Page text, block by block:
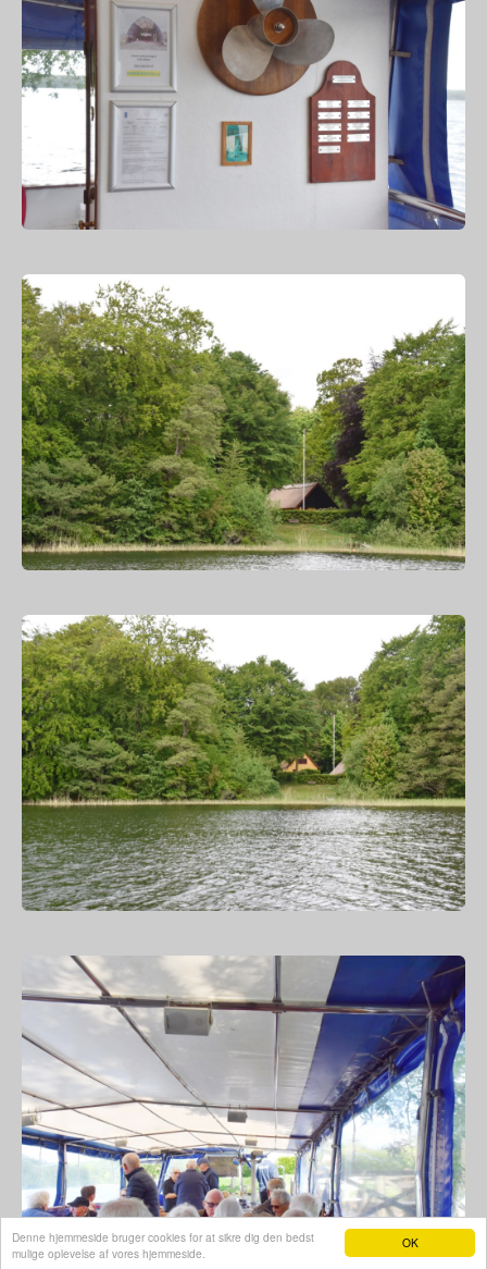
OK
Denne hjemmeside bruger cookies for at sikre dig den bedst
mulige oplevelse af vores hjemmeside.
Hjemmeside fra e-hjemmeside.dk